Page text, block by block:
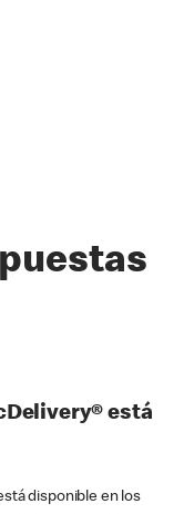
está
disponible en los